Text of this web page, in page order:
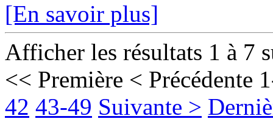
[En savoir plus]
Afficher les résultats 1 à 7
<< Première < Précédente
42 43-49 Suivante >